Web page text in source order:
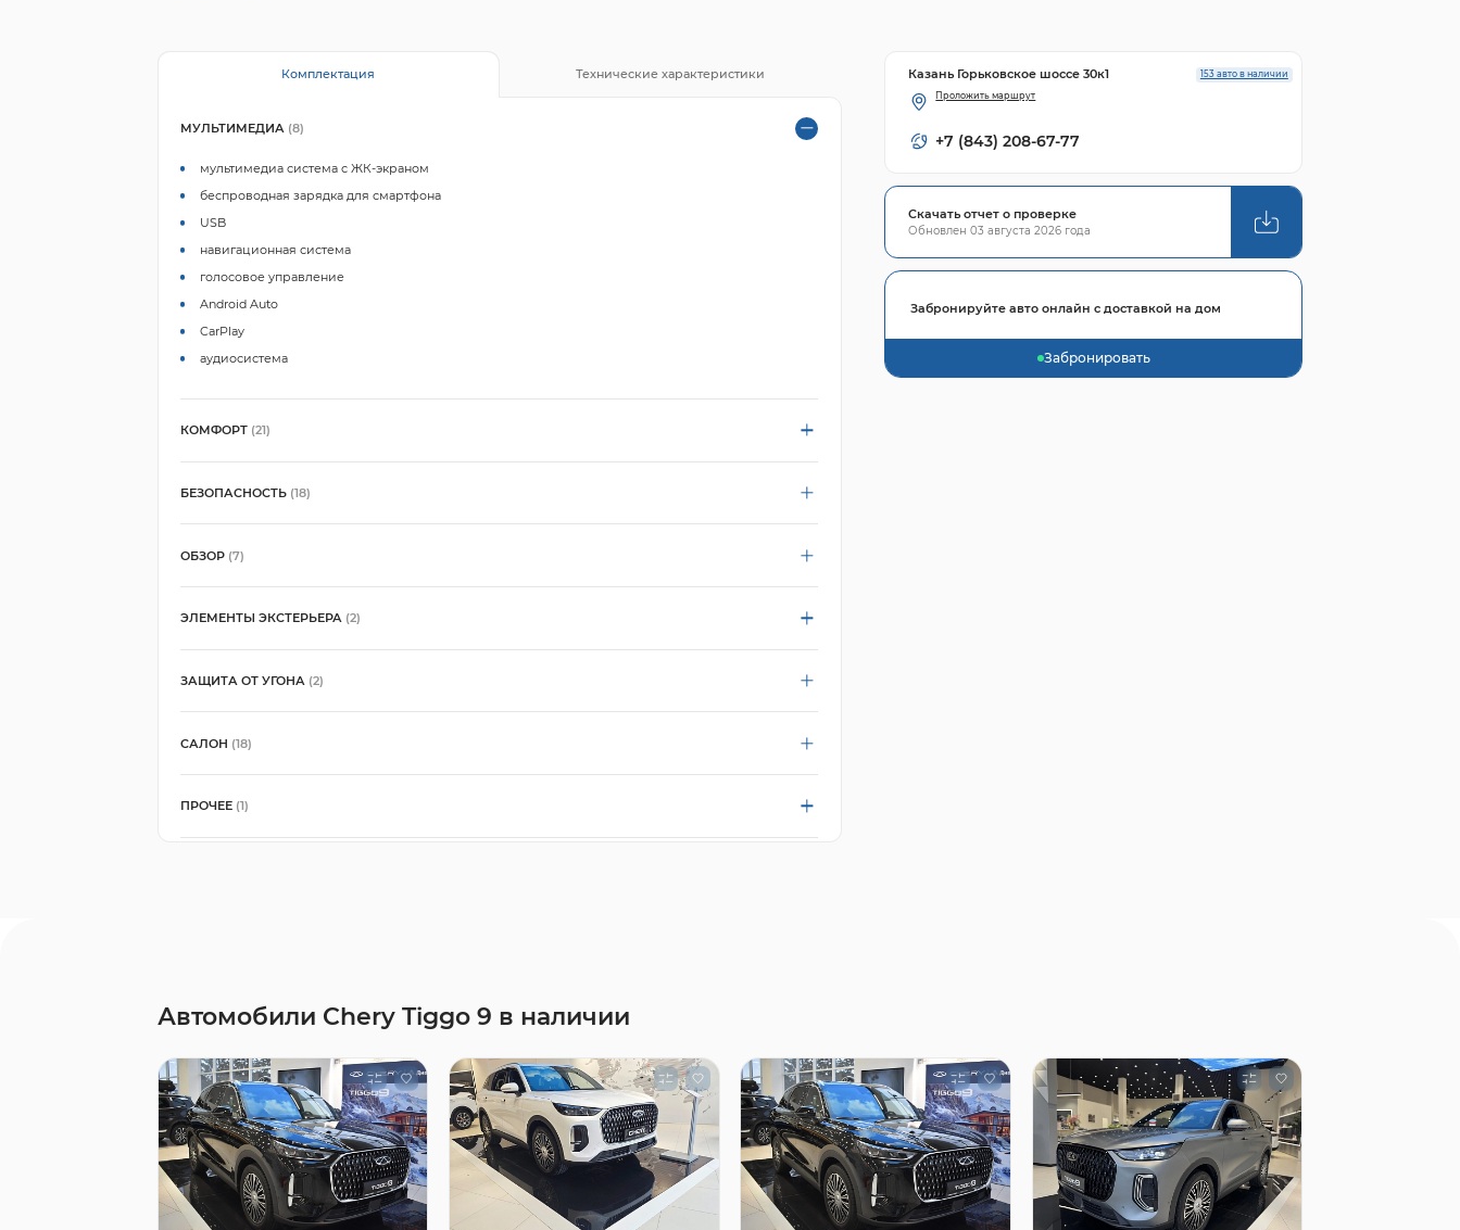
Комплектация Технические характеристики
МУЛЬТИМЕДИА (8)
мультимедиа система с ЖК-экраном
беспроводная зарядка для смартфона
USB
навигационная система
голосовое управление
Android Auto
CarPlay
аудиосистема
КОМФОРТ (21)
БЕЗОПАСНОСТЬ (18)
ОБЗОР (7)
ЭЛЕМЕНТЫ ЭКСТЕРЬЕРА (2)
ЗАЩИТА ОТ УГОНА (2)
САЛОН (18)
ПРОЧЕЕ (1)
153 авто в наличии
Казань Горьковское шоссе 30к1
Проложить маршрут
+7 (843) 208-67-77
Скачать отчет о проверке
Обновлен 03 августа 2026 года
Забронируйте авто онлайн с доставкой на дом
Забронировать
Автомобили Chery Tiggo 9 в наличии